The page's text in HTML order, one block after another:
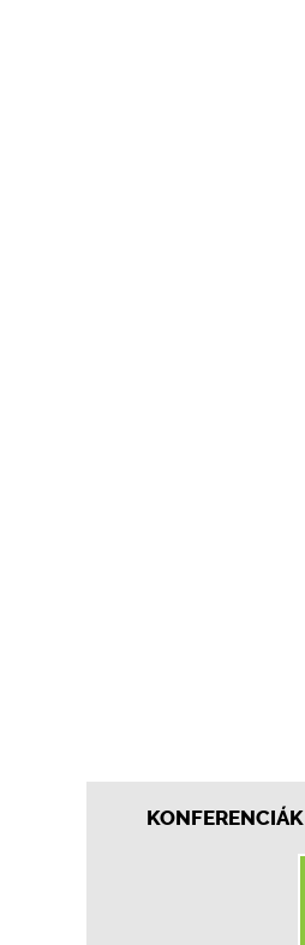
KONFERENCIÁK